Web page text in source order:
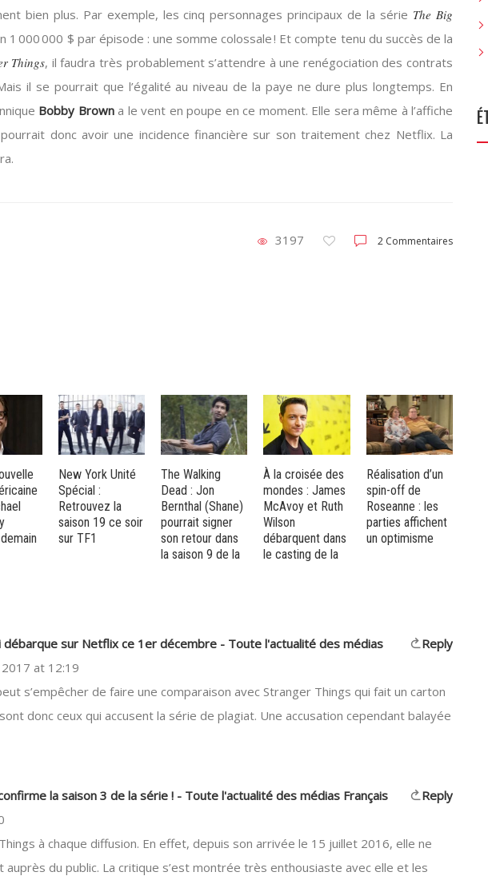
bien plus. Par exemple, les cinq personnages principaux de la série The Big
1 000 000 $ par épisode : une somme colossale ! Et compte tenu du succès de la
Things, il faudra très probablement s’attendre à une renégociation des contrats
il se pourrait que l’égalité au niveau de la paye ne dure plus longtemps. En
Bobby Browna le vent en poupe en ce moment. Elle sera même à l’affiche
pourrait donc avoir une incidence financière sur son traitement chez Netflix. La
3197 2 Commentaires
Unité
la
ce soir
The Walking
Dead : Jon
Bernthal (Shane)
pourrait signer
son retour dans
À la croisée des
mondes : James
McAvoy et Ruth
Wilson
débarquent dans
le casting de la
Réalisation d’un
spin-off de
Roseanne : les
parties affichent
un optimisme
Paul Wesley, la
star de Vampire
Diaries au
casting d’une
nouvelle série de
débarque sur Netflix ce 1er décembre - Toute l'actualité des médias
at 12:19
s’empêcher de faire une comparaison avec Stranger Things qui fait un carton
donc ceux qui accusent la série de plagiat. Une accusation cependant balayée
la saison 3 de la série ! - Toute l'actualité des médias Français